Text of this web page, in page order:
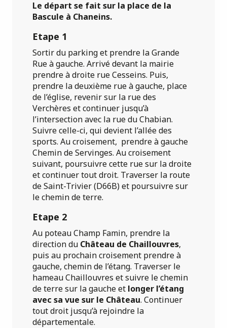
Le départ se fait sur la place de la
Bascule à Chaneins.
Etape 1
Sortir du parking et prendre la Grande
Rue à gauche. Arrivé devant la mairie
prendre à droite rue Cesseins. Puis,
prendre la deuxième rue à gauche, place
de l’église, revenir sur la rue des
Verchères et continuer jusqu’à
l’intersection avec la rue du Chabian.
Suivre celle-ci, qui devient l’allée des
sports. Au croisement, prendre à gauche
Chemin de Servinges. Au croisement
suivant, poursuivre cette rue sur la droite
et continuer tout droit. Traverser la route
de Saint-Trivier (D66B) et poursuivre sur
le chemin de terre.
Etape 2
Au poteau Champ Famin, prendre la
direction du Château de Chaillouvres,
puis au prochain croisement prendre à
gauche, chemin de l’étang. Traverser le
hameau Chaillouvres et suivre le chemin
de terre sur la gauche et longer l’étang
avec sa vue sur le Château. Continuer
tout droit jusqu’à rejoindre la
départementale.